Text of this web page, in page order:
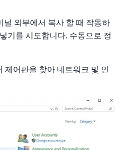
널 외부에서 복사 할 때 작동하
기를 시도합니다. 수동으로 정
제어판을 찾아 네트워크 및 인